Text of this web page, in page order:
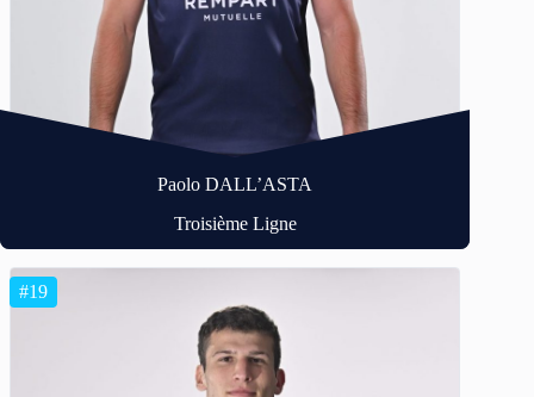
Paolo DALL’ASTA
Troisième Ligne
#19